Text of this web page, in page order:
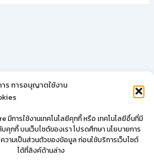
ร การอนุญาตใช้งาน
มีการใช้งานเทคโนโลยีคุกกี้ หรือ เทคโนโลยีอื่นที่มี
คุกกี้ บนเว็บไซต์ของเรา โปรดศึกษา นโยบายการ
วามเป็นส่วนตัวของข้อมูล ก่อนใช้บริการเว็บไซต์
ได้ที่ลิงค์ด้านล่าง